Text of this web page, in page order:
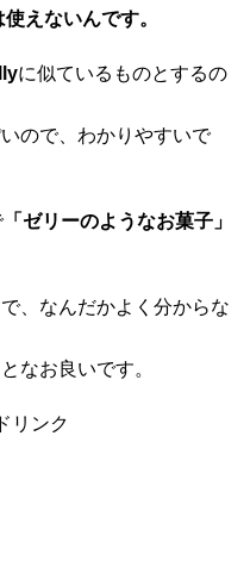
えないんです。
に似ているものとするの
ので、わかりやすいで
「ゼリーのようなお菓子」
、なんだかよく分からな
なお良いです。
リンク